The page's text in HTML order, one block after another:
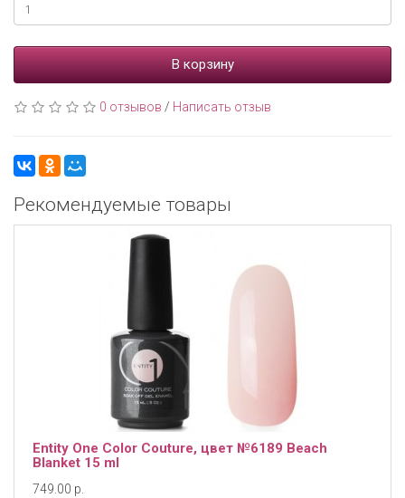
В корзину
0 отзывов / Написать отзыв
Рекомендуемые товары
Entity One Color Couture, цвет №6189 Beach
Blanket 15 ml
749.00 р.